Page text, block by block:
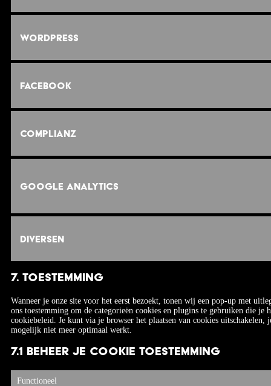
WordPress
Facebook
Complianz
Google Analytics
Diversen
7. Toestemming
Wanneer je onze site voor het eerst bezoekt, tonen wij een pop-up met
ons toestemming om de categorieën cookies en plugins te gebruiken die
cookiebeleid. Je kunt via je browser het plaatsen van cookies uitschakelen,
mogelijk niet meer optimaal werkt.
7.1 Beheer je cookie toestemming
Functioneel